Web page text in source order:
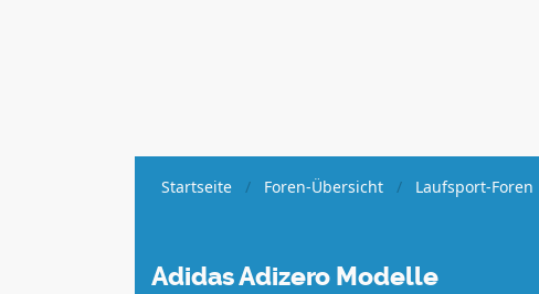
Startseite Foren-Übersicht Laufsport-Foren
Adidas Adizero Modelle